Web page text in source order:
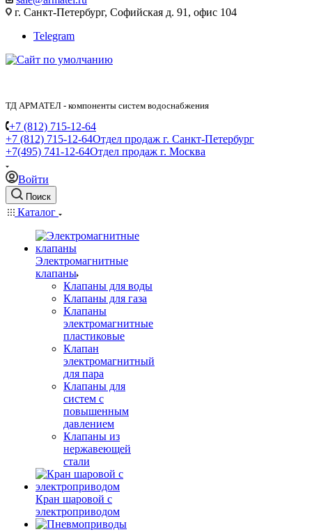
г. Санкт-Петербург, Софийская д. 91, офис 104
Telegram
ТД АРМАТЕЛ - компоненты систем водоснабжения
+7 (812) 715-12-64
+7 (812) 715-12-64Отдел продаж г. Санкт-Петербург
+7(495) 741-12-64Отдел продаж г. Москва
Войти
Поиск
Каталог
Электромагнитные
клапаны
Клапаны для воды
Клапаны для газа
Клапаны
электромагнитные
пластиковые
Клапан
электромагнитный
для пара
Клапаны для
систем с
повышенным
давлением
Клапаны из
нержавеющей
стали
Кран шаровой с
электроприводом